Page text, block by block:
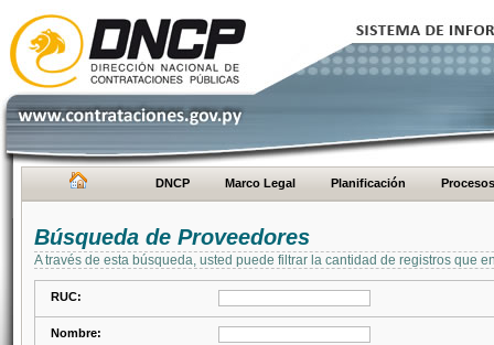
DNCP Marco Legal Planificación Procesos
Búsqueda de Proveedores
A través de esta búsqueda, usted puede filtrar la cantidad de registros que
RUC:
Nombre: